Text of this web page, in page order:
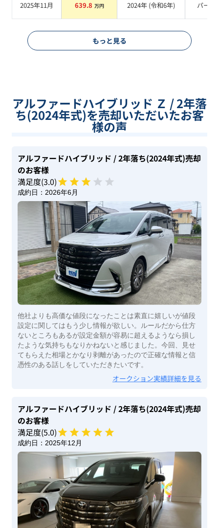
2025年11月 639.8 万円 2024年 (令和6年) パール
もっと見る
アルファードハイブリッド Ｚ / 2年落
ち(2024年式)を売却いただいたお客
様の声
アルファードハイブリッド / 2年落ち(2024年式)売却
のお客様
満足度(3.0)
成約日： 2026年6月
他社よりも高価な値段になったことは素直に嬉しいが値段
設定に関してはもう少し情報が欲しい。ルールだから仕方
ないところもあるが設定金額が容易に超えるようなら損し
たような気持ちもなりかねないと感じました。今回、見せ
てもらえた相場とかなり剥離があったので正確な情報と信
憑性のある話しをしていただきたいです。
オークション実績詳細を見る
アルファードハイブリッド / 2年落ち(2024年式)売却
のお客様
満足度(5.0)
成約日： 2025年12月